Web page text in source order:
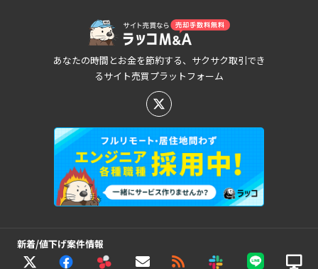
あなたの時間とお金を節約する、サクサク取引でき
るサイト売買プラットフォーム
新着/値下げ案件情報